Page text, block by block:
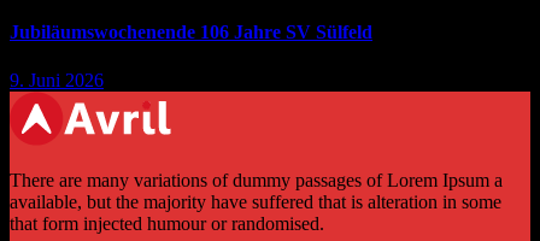
Jubiläumswochenende 106 Jahre SV Sülfeld
9. Juni 2026
There are many variations of dummy passages of Lorem Ipsum a
available, but the majority have suffered that is alteration in some
that form injected humour or randomised.